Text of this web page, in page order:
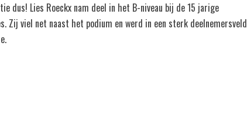
dus! Lies Roeckx nam deel in het B-niveau bij de 15 jarige
Zij viel net naast het podium en werd in een sterk deelnemersveld